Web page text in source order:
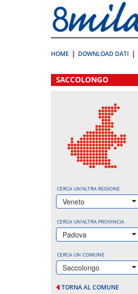
direttamente
a:
Contenuto
HOME DOWNLOAD DATI
.
SACCOLONGO
CERCA UN'ALTRA REGIONE
Veneto
CERCA UN'ALTRA PROVINCIA
Padova
CERCA UN COMUNE
Saccolongo
TORNA AL COMUNE